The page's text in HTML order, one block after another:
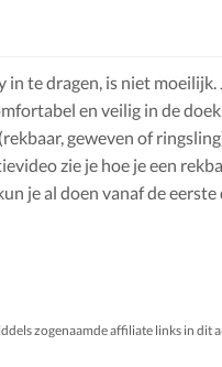
te dragen, is niet moeilijk.
en veilig in de
geweven of
zie je hoe je een
je al doen vanaf de eerste
zogenaamde affiliate links in dit